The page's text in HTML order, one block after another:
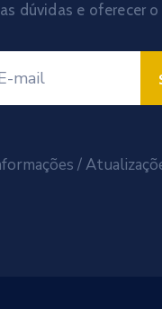
dúvidas e oferecer
/